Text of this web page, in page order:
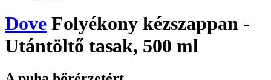
Dove Folyékony kézszappan -
Utántöltő tasak, 500 ml